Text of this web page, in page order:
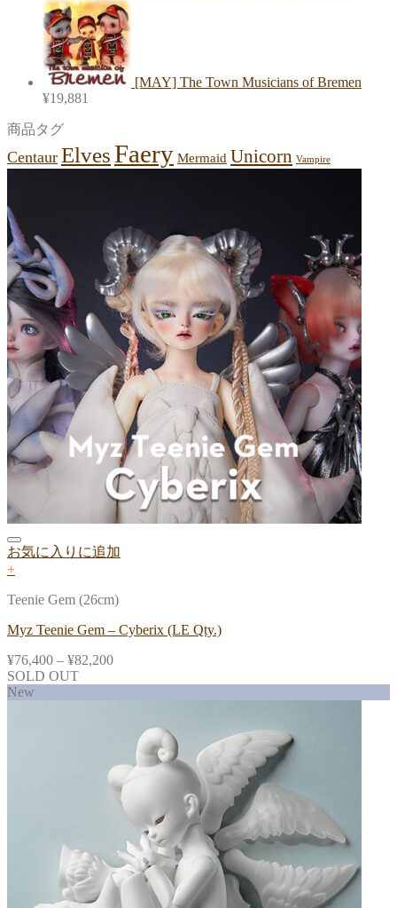
[MAY] The Town Musicians of Bremen
¥19,881
商品タグ
Centaur ElvesFaery Mermaid Unicorn Vampire
お気に入りに追加
+
Teenie Gem (26cm)
Myz Teenie Gem – Cyberix (LE Qty.)
¥76,400 – ¥82,200
SOLD OUT
New